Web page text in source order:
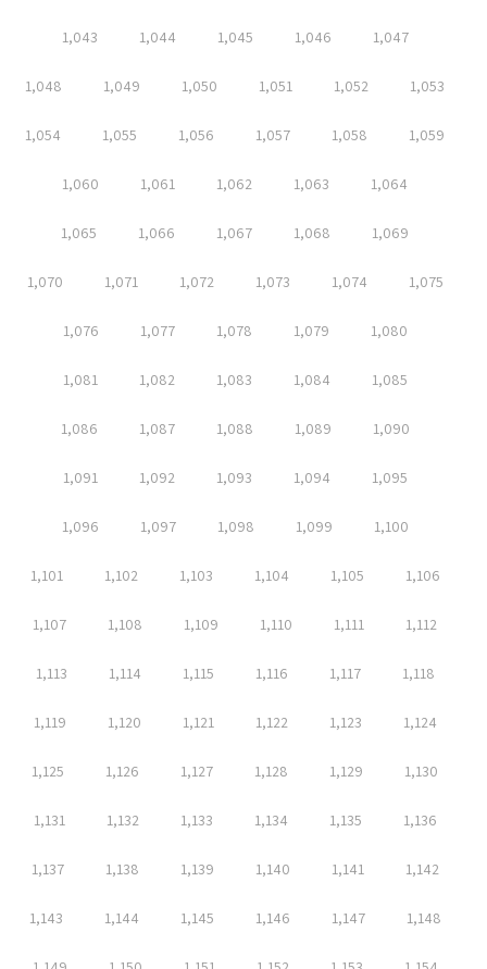
1,043 1,044 1,045 1,046 1,047
1,048 1,049 1,050 1,051 1,052 1,053
1,054 1,055 1,056 1,057 1,058 1,059
1,060 1,061 1,062 1,063 1,064
1,065 1,066 1,067 1,068 1,069
1,070 1,071 1,072 1,073 1,074 1,075
1,076 1,077 1,078 1,079 1,080
1,081 1,082 1,083 1,084 1,085
1,086 1,087 1,088 1,089 1,090
1,091 1,092 1,093 1,094 1,095
1,096 1,097 1,098 1,099 1,100
1,101 1,102 1,103 1,104 1,105 1,106
1,107 1,108 1,109 1,110 1,111 1,112
1,113 1,114 1,115 1,116 1,117 1,118
1,119 1,120 1,121 1,122 1,123 1,124
1,125 1,126 1,127 1,128 1,129 1,130
1,131 1,132 1,133 1,134 1,135 1,136
1,137 1,138 1,139 1,140 1,141 1,142
1,143 1,144 1,145 1,146 1,147 1,148